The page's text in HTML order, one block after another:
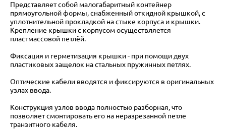
Представляет собой малогабаритный контейнер
прямоугольной формы, снабженный откидной крышкой, с
уплотнительной прокладкой на стыке корпуса и крышки.
Крепление крышки с корпусом осуществляется
пластмассовой петлёй.
Фиксация и герметизация крышки - при помощи двух
пластиковых защелок на стальных пружинных петлях.
Оптические кабели вводятся и фиксируются в оригинальных
узлах ввода.
Конструкция узлов ввода полностью разборная, что
позволяет смонтировать его на неразрезанной петле
транзитного кабеля.